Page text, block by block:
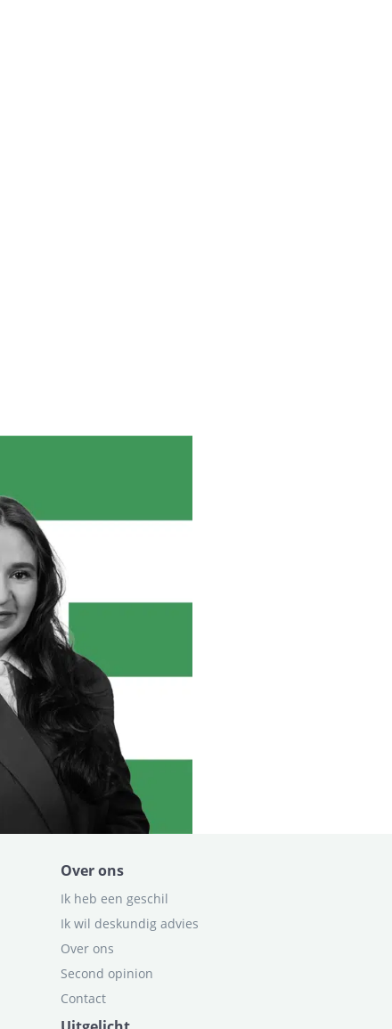
Over ons
Ik heb een geschil
Ik wil deskundig advies
Over ons
Second opinion
Contact